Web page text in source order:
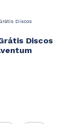
Discos
Discos